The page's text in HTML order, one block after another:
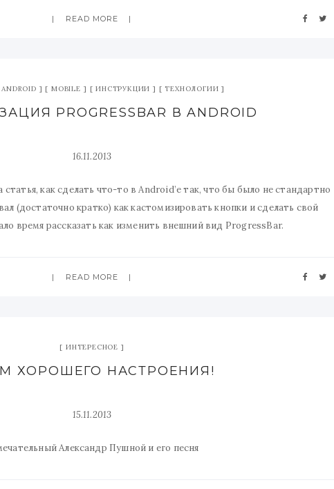
READ MORE
MOBILE ИНСТРУКЦИИ ТЕХНОЛОГИИ
PROGRESSBAR В ANDROID
16.11.2013
как сделать что-то в Android’е так, что бы было не стандартно
(достаточно кратко) как кастомизировать кнопки и сделать свой
время рассказать как изменить внешний вид ProgressBar.
READ MORE
ИНТЕРЕСНОЕ
ХОРОШЕГО НАСТРОЕНИЯ!
15.11.2013
Александр Пушной и его песня